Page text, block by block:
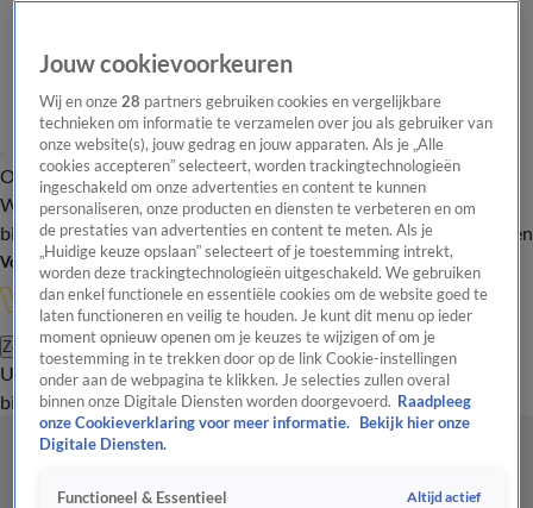
Overzicht Onze programma's Uitzendingen Onze gezichten
In de
WandelgangenInterviewsUitzending
bijwonenPodcastShopVeelgestelde vragenKijkersvraag insturen
Volg Vandaag Inside
Zoeken
UitzendingenVandaag InsideDe OranjezomerShopUitzending
bijwonen
Jouw cookievoorkeuren
Wij en onze28 partners gebruiken cookies en vergelijkbare
technieken om informatie te verzamelen over jou als gebruiker van
onze website(s), jouw gedrag en jouw apparaten. Als je „Alle
cookies accepteren” selecteert, worden trackingtechnologieën
ingeschakeld om onze advertenties en content te kunnen
personaliseren, onze producten en diensten te verbeteren en om
de prestaties van advertenties en content te meten. Als je
„Huidige keuze opslaan” selecteert of je toestemming intrekt,
worden deze trackingtechnologieën uitgeschakeld. We gebruiken
dan enkel functionele en essentiële cookies om de website goed te
laten functioneren en veilig te houden. Je kunt dit menu op ieder
moment opnieuw openen om je keuzes te wijzigen of om je
toestemming in te trekken door op de link Cookie-instellingen
onder aan de webpagina te klikken. Je selecties zullen overal
binnen onze Digitale Diensten worden doorgevoerd. Raadpleeg
onze Cookieverklaring voor meer informatie.
Bekijk hier onze
Digitale Diensten.
Functioneel & Essentieel Altijd actief